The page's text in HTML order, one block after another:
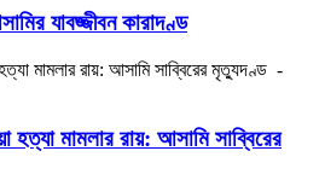
যাবজ্জীবন কারাদণ্ড
হত্যা মামলার রায়: আসামি সাব্বিরের